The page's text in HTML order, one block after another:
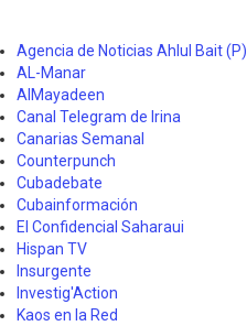
Agencia de Noticias Ahlul Bait (P)
AL-Manar
AlMayadeen
Canal Telegram de Irina
Canarias Semanal
Counterpunch
Cubadebate
Cubainformación
El Confidencial Saharaui
Hispan TV
Insurgente
Investig'Action
Kaos en la Red